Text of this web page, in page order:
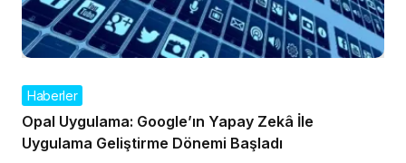
Haberler
Opal Uygulama: Google’ın Yapay Zekâ İle
Uygulama Geliştirme Dönemi Başladı